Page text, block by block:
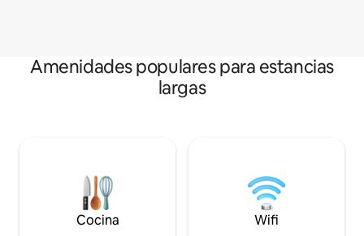
Amenidades populares para estancias
largas
Cocina Wifi